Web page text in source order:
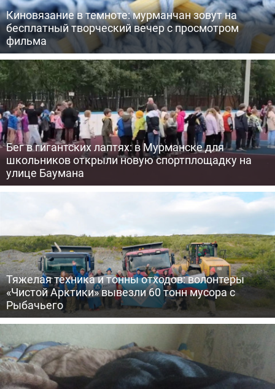
Киновязание в темноте: мурманчан зовут на
бесплатный творческий вечер с просмотром
фильма
Бег в гигантских лаптях: в Мурманске для
школьников открыли новую спортплощадку на
улице Баумана
Тяжелая техника и тонны отходов: волонтеры
«Чистой Арктики» вывезли 60 тонн мусора с
Рыбачьего